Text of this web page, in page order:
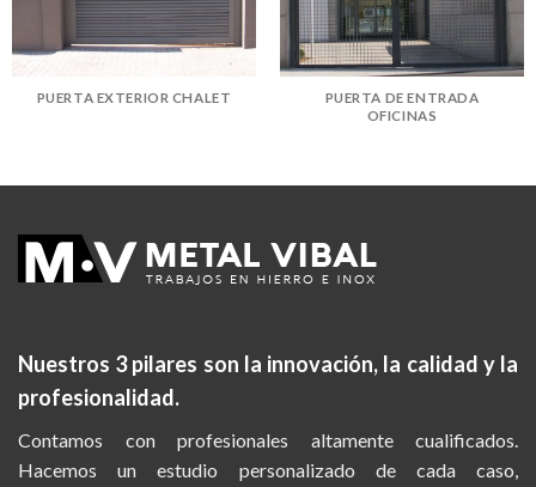
PUERTA EXTERIOR CHALET
PUERTA DE ENTRADA
OFICINAS
Nuestros 3 pilares son la innovación, la calidad y la
profesionalidad.
Contamos con profesionales altamente cualificados.
Hacemos un estudio personalizado de cada caso,